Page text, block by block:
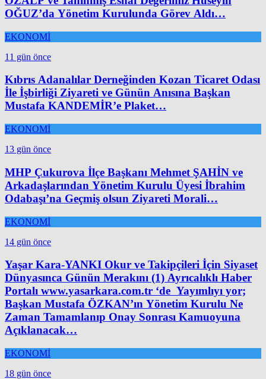
OĞUZ’da Yönetim Kurulunda Görev Aldı…
EKONOMİ
11 gün önce
Kıbrıs Adanalılar Derneğinden Kozan Ticaret Odası
İle İşbirliği Ziyareti ve Günün Anısına Başkan
Mustafa KANDEMİR’e Plaket…
EKONOMİ
13 gün önce
MHP Çukurova İlçe Başkanı Mehmet ŞAHİN ve
Arkadaşlarından Yönetim Kurulu Üyesi İbrahim
Odabaşı’na Geçmiş olsun Ziyareti Morali…
EKONOMİ
14 gün önce
Yaşar Kara-YANKI Okur ve Takipçileri İçin Siyaset
Dünyasınca Günün Merakını (1) Ayrıcalıklı Haber
Portalı www.yasarkara.com.tr ‘de Yayımlıyı yor;
Başkan Mustafa ÖZKAN’ın Yönetim Kurulu Ne
Zaman Tamamlanıp Onay Sonrası Kamuoyuna
Açıklanacak…
EKONOMİ
18 gün önce